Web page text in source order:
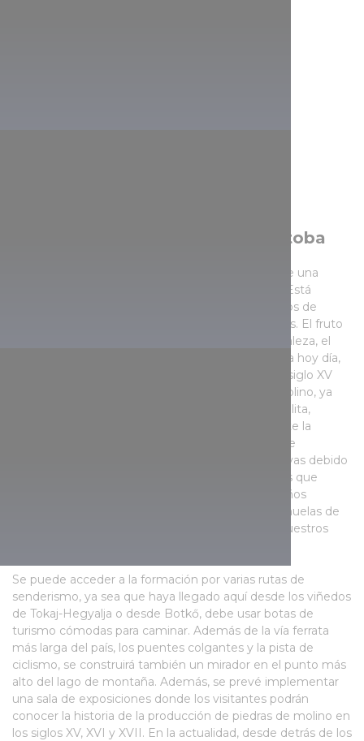
Lago de montaña cavado en la toba
El lago, cuyo lecho se llenó de agua pluvial, ofrece una
imagen maravillosa en todas las épocas del año. Está
rodeado de rocas verticales, algunas de 70 metros de
altura, y su punto más profundo está a 6,5 metros. El fruto
del trabajo común de la mano humana y la naturaleza, el
lago de montaña que se puede contemplar hasta hoy día,
fue declarado reserva natural en 1997. Desde el siglo XV
hasta 1907 sirvió como cantera de piedras de molino, ya
que el material del monte Megyer era toba de riolita,
impregnada de soluciones de ácido silícico durante la
actividad post-volcánica. De este modo, la toba se
endureció, y tiene excelentes propiedades abrasivas debido
a los granos de cuarzo que contiene. Los mineros que
trabajaban aquí en otros tiempos hicieron pequeños
agujeros en las paredes que, junto con algunas muelas de
molino medio acabadas, han sobrevivido hasta nuestros
Se puede acceder a la formación por varias rutas de
senderismo, ya sea que haya llegado aquí desde los viñedos
de Tokaj-Hegyalja o desde Botkő, debe usar botas de
turismo cómodas para caminar. Además de la vía ferrata
más larga del país, los puentes colgantes y la pista de
ciclismo, se construirá también un mirador en el punto más
alto del lago de montaña. Además, se prevé implementar
una sala de exposiciones donde los visitantes podrán
conocer la historia de la producción de piedras de molino en
los siglos XV, XVI y XVII. En la actualidad, desde detrás de los